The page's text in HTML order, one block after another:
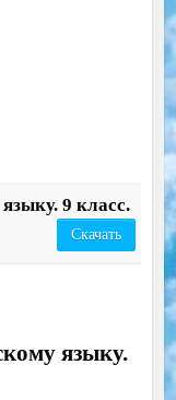
9 класс.
Скачать
языку.